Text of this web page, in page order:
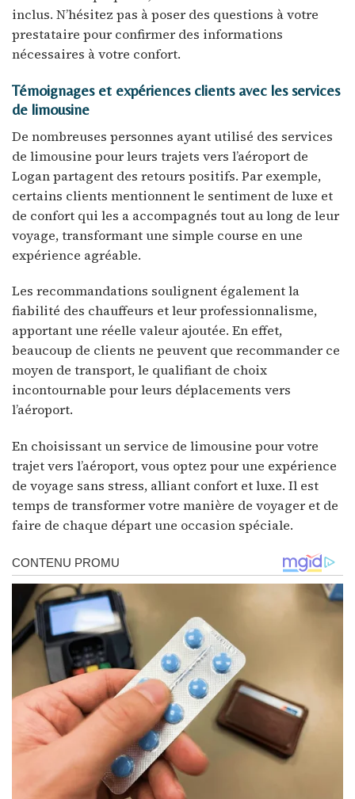
inclus. N’hésitez pas à poser des questions à votre
prestataire pour confirmer des informations
nécessaires à votre confort.
Témoignages et expériences clients avec les services
de limousine
De nombreuses personnes ayant utilisé des services
de limousine pour leurs trajets vers l’aéroport de
Logan partagent des retours positifs. Par exemple,
certains clients mentionnent le sentiment de luxe et
de confort qui les a accompagnés tout au long de leur
voyage, transformant une simple course en une
expérience agréable.
Les recommandations soulignent également la
fiabilité des chauffeurs et leur professionnalisme,
apportant une réelle valeur ajoutée. En effet,
beaucoup de clients ne peuvent que recommander ce
moyen de transport, le qualifiant de choix
incontournable pour leurs déplacements vers
l’aéroport.
En choisissant un service de limousine pour votre
trajet vers l’aéroport, vous optez pour une expérience
de voyage sans stress, alliant confort et luxe. Il est
temps de transformer votre manière de voyager et de
faire de chaque départ une occasion spéciale.